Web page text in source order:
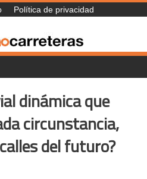
Política de privacidad
dinámica que
circunstancia,
del futuro?